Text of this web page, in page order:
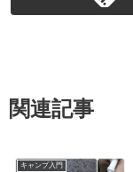
関連記事
キャンプ入門